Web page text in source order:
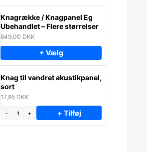
Knagrække / Knagpanel Eg
Ubehandlet – Flere størrelser
649,00 DKK
+ Vælg
Knag til vandret akustikpanel,
sort
17,95 DKK
- + + Tilføj